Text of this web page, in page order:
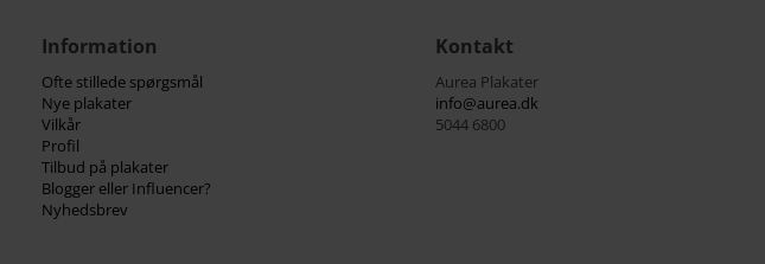
Information
Ofte stillede spørgsmål
Nye plakater
Vilkår
Profil
Tilbud på plakater
Blogger eller Influencer?
Nyhedsbrev
Kontakt
Aurea Plakater
info@aurea.dk
5044 6800